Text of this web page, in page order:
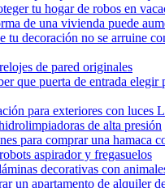
tu hogar de robos en
de una vivienda puede
tu decoración no se arruine
de pared originales
que puerta de entrada elegir
para exteriores con luces
de alta presión
para comprar una hamaca
aspirador y fregasuelos
decorativas con
un apartamento de alquiler